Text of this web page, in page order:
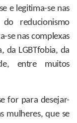
e legitima-se nas
reducionismo
se nas complexas
da LGBTfobia, da
entre muitos
for para desejar-
mulheres, que se